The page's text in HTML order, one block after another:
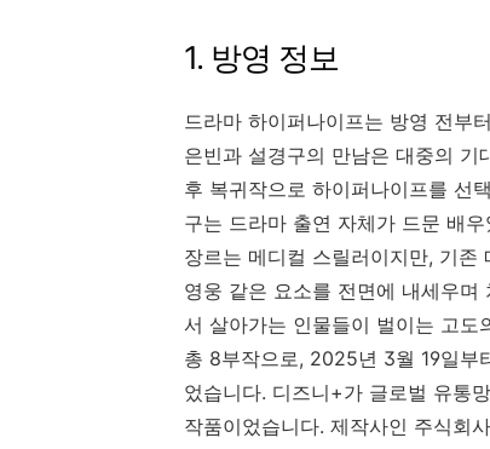
1. 방영 정보
드라마 하이퍼나이프는 방영 전부
은빈과 설경구의 만남은 대중의
후 복귀작으로 하이퍼나이프를 선
구는 드라마 출연 자체가 드문 배
장르는 메디컬 스릴러이지만, 기존
영웅 같은 요소를 전면에 내세우며
서 살아가는 인물들이 벌이는 고도
총 8부작으로, 2025년 3월 19일부
었습니다. 디즈니+가 글로벌 유통
작품이었습니다. 제작사인 주식회